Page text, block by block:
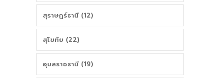
สุราษฎร์ธานี (12)
สุโขทัย (22)
อุบลราชธานี (19)